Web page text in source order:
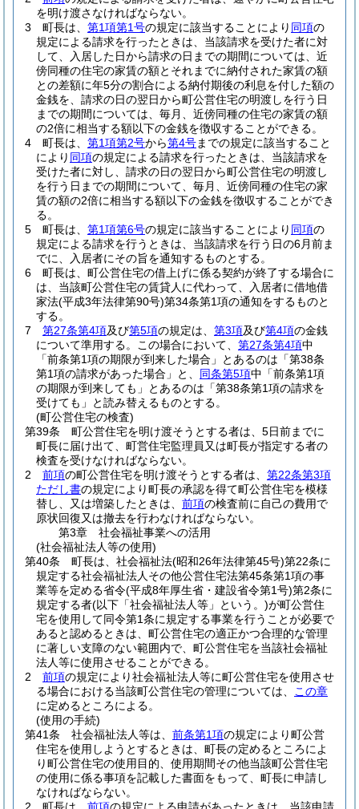
を明け渡さなければならない。
3
町長は、 第1項第1号の規定に該当することにより 同項の
規定による請求を行ったときは、当該請求を受けた者に対
して、入居した日から請求の日までの期間については、近
傍同種の住宅の家賃の額とそれまでに納付された家賃の額
との差額に年5分の割合による納付期後の利息を付した額の
金銭を、請求の日の翌日から町公営住宅の明渡しを行う日
までの期間については、毎月、近傍同種の住宅の家賃の額
の2倍に相当する額以下の金銭を徴収することができる。
4
町長は、 第1項第2号から第4号までの規定に該当すること
により 同項の規定による請求を行ったときは、当該請求を
受けた者に対し、請求の日の翌日から町公営住宅の明渡し
を行う日までの期間について、毎月、近傍同種の住宅の家
賃の額の2倍に相当する額以下の金銭を徴収することができ
る。
5
町長は、 第1項第6号の規定に該当することにより 同項の
規定による請求を行うときは、当該請求を行う日の6月前ま
でに、入居者にその旨を通知するものとする。
6
町長は、町公営住宅の借上げに係る契約が終了する場合に
は、当該町公営住宅の賃貸人に代わって、入居者に借地借
家法(平成3年法律第90号)第34条第1項の通知をするものと
する。
7
第27条第4項及び第5項の規定は、 第3項及び第4項の金銭
について準用する。
この場合において、 第27条第4項中
「前条第1項の期限が到来した場合」とあるのは「第38条
第1項の請求があった場合」と、 同条第5項中「前条第1項
の期限が到来しても」とあるのは「第38条第1項の請求を
受けても」と読み替えるものとする。
(町公営住宅の検査)
第39条
町公営住宅を明け渡そうとする者は、5日前までに
町長に届け出て、町営住宅監理員又は町長が指定する者の
検査を受けなければならない。
2
前項の町公営住宅を明け渡そうとする者は、 第22条第3項
ただし書の規定により町長の承認を得て町公営住宅を模様
替し、又は増築したときは、 前項の検査前に自己の費用で
原状回復又は撤去を行わなければならない。
第3章
社会福祉事業への活用
(社会福祉法人等の使用)
第40条
町長は、社会福祉法(昭和26年法律第45号)第22条に
規定する社会福祉法人その他公営住宅法第45条第1項の事
業等を定める省令(平成8年厚生省・建設省令第1号)第2条に
規定する者(以下「社会福祉法人等」という。)が町公営住
宅を使用して同令第1条に規定する事業を行うことが必要で
あると認めるときは、町公営住宅の適正かつ合理的な管理
に著しい支障のない範囲内で、町公営住宅を当該社会福祉
法人等に使用させることができる。
2
前項の規定により社会福祉法人等に町公営住宅を使用させ
る場合における当該町公営住宅の管理については、
この章
に定めるところによる。
(使用の手続)
第41条
社会福祉法人等は、 前条第1項の規定により町公営
住宅を使用しようとするときは、町長の定めるところによ
り町公営住宅の使用目的、使用期間その他当該町公営住宅
の使用に係る事項を記載した書面をもって、町長に申請し
なければならない。